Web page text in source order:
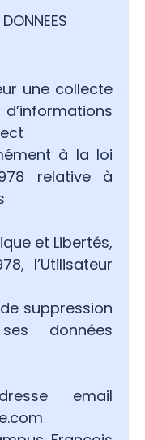
une collecte
à la loi
relative à
et Libertés,
l’Utilisateur
suppression
données
email